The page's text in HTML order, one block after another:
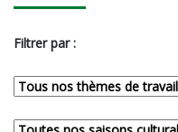
Filtrer par :